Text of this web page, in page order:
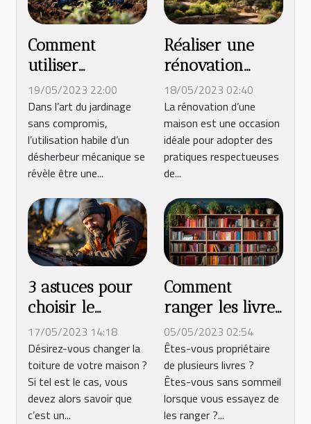
Comment
utiliser
efficacement un
désherbeur
mécanique ?
19/05/2023 22:00
Dans l’art du jardinage
sans compromis,
l’utilisation habile d’un
désherbeur mécanique se
révèle être une...
Réaliser une
rénovation
durable et
respectueuse de
l'environnement
pour votre
maison
18/05/2023 02:40
La rénovation d’une
maison est une occasion
idéale pour adopter des
pratiques respectueuses
de...
3 astuces pour
choisir le
meilleur
couvreur de
toiture
17/05/2023 14:18
Désirez-vous changer la
toiture de votre maison ?
Si tel est le cas, vous
devez alors savoir que
c’est un...
Comment
ranger les livres
: idées et façons
de faire briller
votre
appartement
05/05/2023 02:54
Êtes-vous propriétaire
de plusieurs livres ?
Êtes-vous sans sommeil
lorsque vous essayez de
les ranger ?...